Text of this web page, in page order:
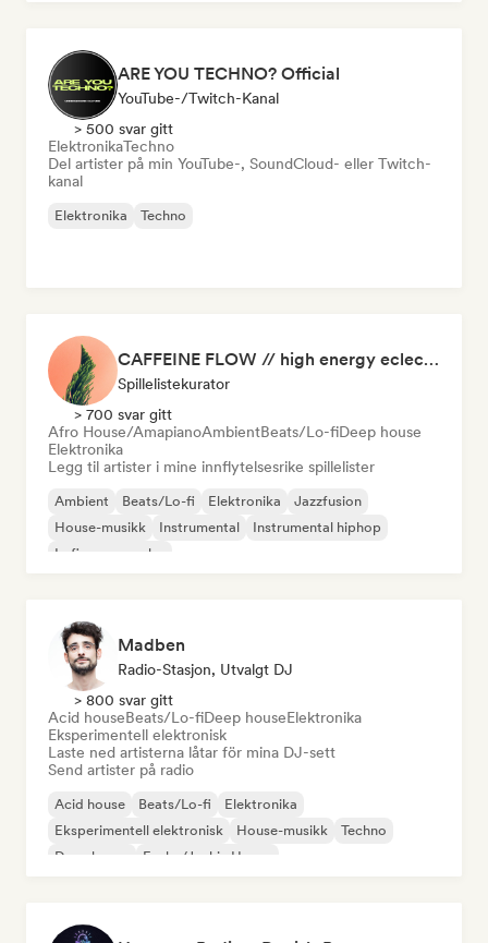
ARE YOU TECHNO? Official
YouTube-/Twitch-Kanal
> 500 svar gitt
ElektronikaTechno
Del artister på min YouTube-, SoundCloud- eller Twitch-
kanal
Elektronika Techno
CAFFEINE FLOW // high energy eclectic focus music
Spillelistekurator
> 700 svar gitt
Afro House/AmapianoAmbientBeats/Lo-fiDeep house
Elektronika
Legg til artister i mine innflytelsesrike spillelister
Ambient Beats/Lo-fi Elektronika
Jazzfusion
House-musikk
Instrumental
Instrumental hiphop
Lofi-soveværelse
Madben
Radio-Stasjon, Utvalgt DJ
> 800 svar gitt
Acid houseBeats/Lo-fiDeep houseElektronika
Eksperimentell elektronisk
Laste ned artisterna låtar för mina DJ-sett
Send artister på radio
Acid house Beats/Lo-fi
Elektronika
Eksperimentell elektronisk
House-musikk
Techno
Deep house
Funky/Jackin House